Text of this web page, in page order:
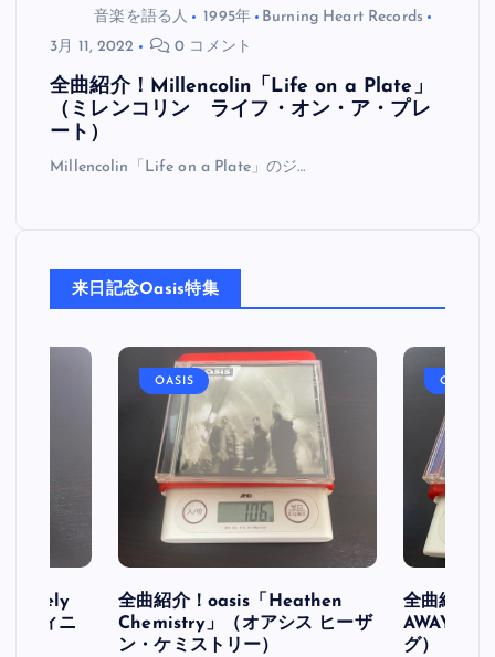
音楽を語る人 1995年
Burning Heart Records
3月 11, 2022
0 コメント
全曲紹介！Millencolin「Life on a Plate」
（ミレンコリン ライフ・オン・ア・プレ
ート）
Millencolin「Life on a Plate」のジ…
来日記念Oasis特集
フィニ
OASIS
全曲紹介！oasis「Heathen
Chemistry」（オアシス ヒーザ
ン・ケミストリー）
OASIS
全曲紹介
AWAY」
グ）